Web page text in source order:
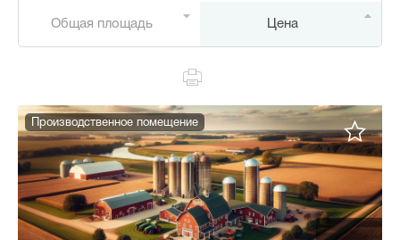
Общая площадь Цена
Производственное помещение